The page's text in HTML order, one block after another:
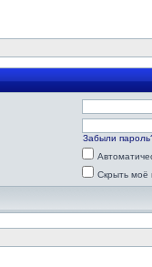
Забыли
Скрыть моё